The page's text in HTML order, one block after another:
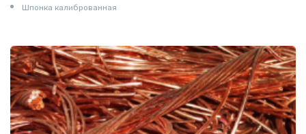
Шпонка калиброванная